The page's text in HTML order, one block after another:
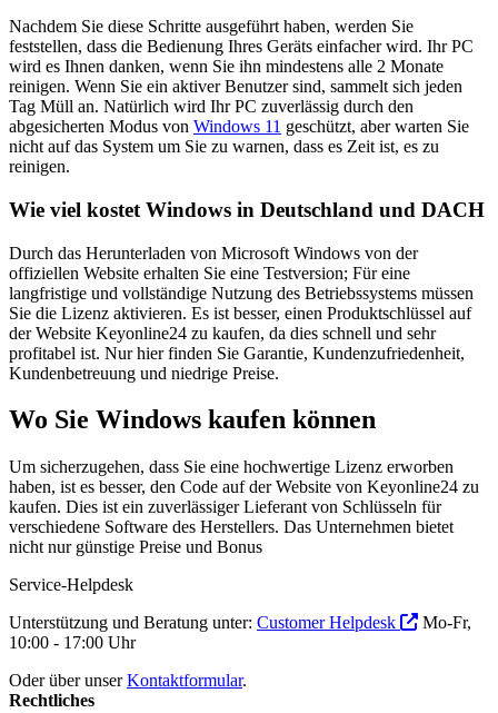
Nachdem Sie diese Schritte ausgeführt haben, werden Sie
feststellen, dass die Bedienung Ihres Geräts einfacher wird. Ihr PC
wird es Ihnen danken, wenn Sie ihn mindestens alle 2 Monate
reinigen. Wenn Sie ein aktiver Benutzer sind, sammelt sich jeden
Tag Müll an. Natürlich wird Ihr PC zuverlässig durch den
abgesicherten Modus von Windows 11 geschützt, aber warten Sie
nicht auf das System um Sie zu warnen, dass es Zeit ist, es zu
reinigen.
Wie viel kostet Windows in Deutschland und DACH
Durch das Herunterladen von Microsoft Windows von der
offiziellen Website erhalten Sie eine Testversion; Für eine
langfristige und vollständige Nutzung des Betriebssystems müssen
Sie die Lizenz aktivieren. Es ist besser, einen Produktschlüssel auf
der Website Keyonline24 zu kaufen, da dies schnell und sehr
profitabel ist. Nur hier finden Sie Garantie, Kundenzufriedenheit,
Kundenbetreuung und niedrige Preise.
Wo Sie Windows kaufen können
Um sicherzugehen, dass Sie eine hochwertige Lizenz erworben
haben, ist es besser, den Code auf der Website von Keyonline24 zu
kaufen. Dies ist ein zuverlässiger Lieferant von Schlüsseln für
verschiedene Software des Herstellers. Das Unternehmen bietet
nicht nur günstige Preise und Bonus
Service-Helpdesk
Unterstützung und Beratung unter: Customer Helpdesk
Mo-Fr,
10:00 - 17:00 Uhr
Oder über unserKontaktformular.
Rechtliches